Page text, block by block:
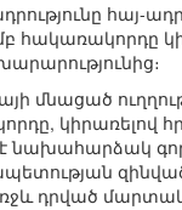
հակառակորդը
մնացած
նախահարձակ
դրված